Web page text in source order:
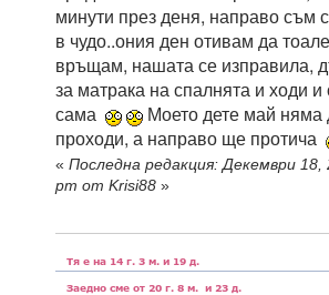
минути през деня, направо съм
в чудо..ония ден отивам да
връщам, нашата се изправила,
за матрака на спалнята и ходи и
сама
Моето дете май няма
проходи, а направо ще протича
« Последна редакция: Декември 18,
pm от Krisi88 »